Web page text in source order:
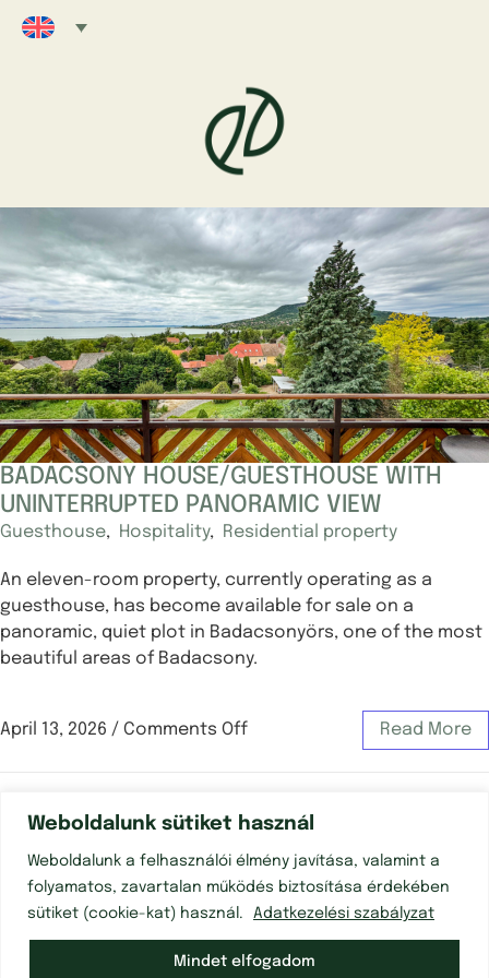
Weboldalunk sütiket használ
Weboldalunk a felhasználói élmény javítása, valamint a
folyamatos, zavartalan működés biztosítása érdekében
sütiket (cookie-kat) használ.
Adatkezelési szabályzat
Mindet elfogadom
BADACSONY HOUSE/GUESTHOUSE WITH
UNINTERRUPTED PANORAMIC VIEW
Guesthouse, Hospitality, Residential property
An eleven-room property, currently operating as a
guesthouse, has become available for sale on a
panoramic, quiet plot in Badacsonyörs, one of the most
beautiful areas of Badacsony.
April 13, 2026 / Comments Off Read More